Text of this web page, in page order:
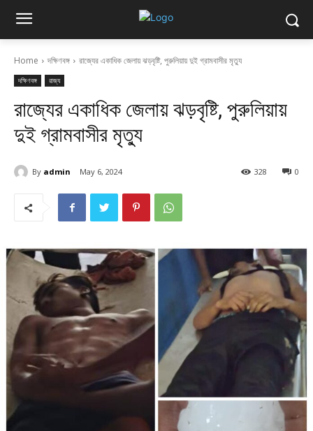
Home দক্ষিণবঙ্গ রাজ্যের একাধিক জেলায় ঝড়বৃষ্টি, পুরুলিয়ায় দুই গ্রামবাসীর মৃত্যু
দক্ষিণবঙ্গ রাজ্য
রাজ্যের একাধিক জেলায় ঝড়বৃষ্টি, পুরুলিয়ায়
দুই গ্রামবাসীর মৃত্যু
By admin May 6, 2024 0
328